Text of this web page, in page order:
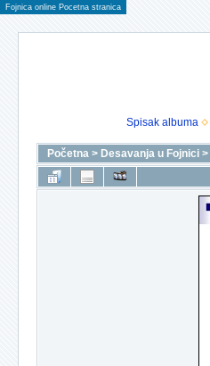
Fojnica online Pocetna stranica
Spisak albuma
Početna > Desavanja u Fojnici >